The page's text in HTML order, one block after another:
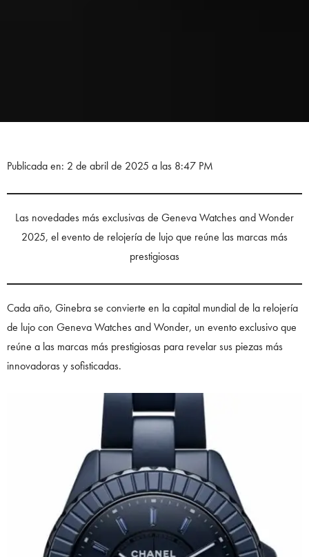
Publicada en: 2 de abril de 2025 a las 8:47 PM
Las novedades más exclusivas de Geneva Watches and Wonder
2025, el evento de relojería de lujo que reúne las marcas más
prestigiosas
Cada año, Ginebra se convierte en la capital mundial de la relojería
de lujo con Geneva Watches and Wonder, un evento exclusivo que
reúne a las marcas más prestigiosas para revelar sus piezas más
innovadoras y sofisticadas.